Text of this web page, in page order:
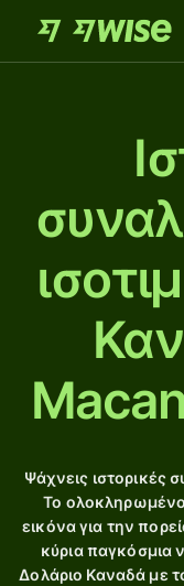
Ψάχνεις ιστορικές
Το ολοκληρωμένο
εικόνα για την
κύρια παγκόσμια
Δολάριο Καναδά με